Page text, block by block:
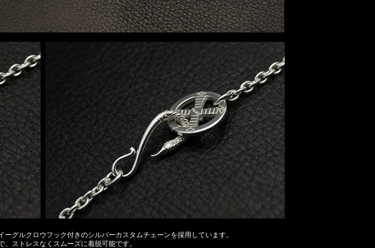
グルクロウフック付きのシルバーカスタムチェーンを採用しています。
ストレスなくスムーズに着脱可能です。